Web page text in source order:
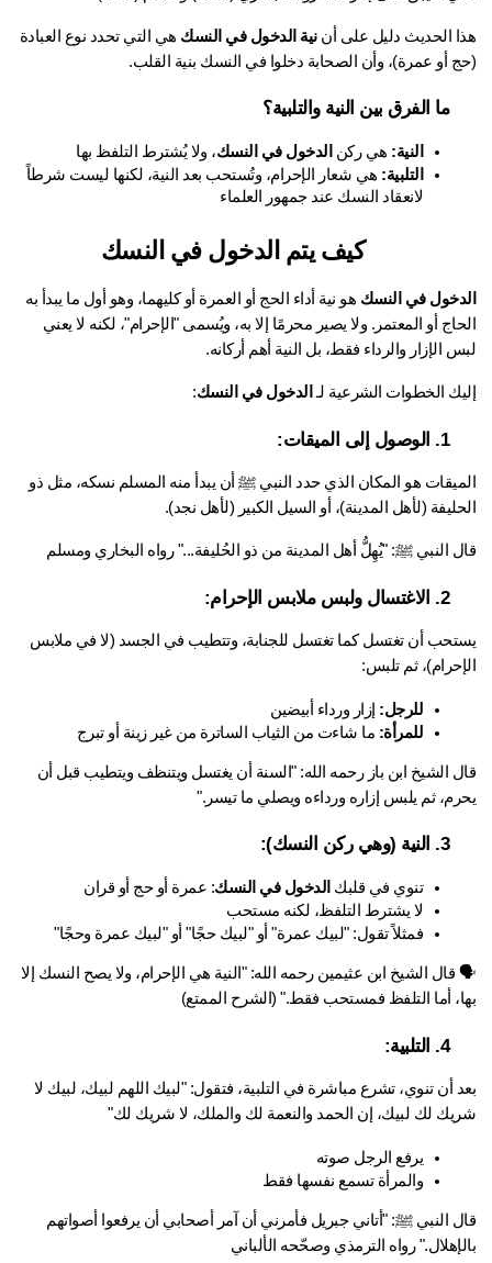
الحديث دليل على أن نية الدخول في النسك
هي التي تحدد نوع العبادة
أو عمرة)، وأن الصحابة دخلوا في النسك بنية القلب.
ما الفرق بين النية والتلبية؟
النية: هي ركن الدخول في النسك، ولا يُشترط التلفظ بها
التلبية:
هي شعار الإحرام، وتُستحب بعد النية، لكنها ليست شرطاً
لانعقاد النسك عند جمهور العلماء
كيف يتم الدخول في النسك
في النسك
هو نية أداء الحج أو العمرة أو كليهما، وهو أول ما يبدأ به
الحاج أو المعتمر. ولا يصير محرمًا إلا به، ويُسمى "الإحرام"، لكنه لا يعني
الإزار والرداء فقط، بل النية أهم أركانه.
الخطوات الشرعية لـ الدخول في النسك:
الميقات هو المكان الذي حدد النبي ﷺ أن يبدأ منه المسلم نسكه، مثل ذو
(لأهل المدينة)، أو السيل الكبير (لأهل نجد).
النبي ﷺ: "يُهِلُّ أهل المدينة من ذو الحُليفة..." رواه البخاري ومسلم
يستحب أن تغتسل كما تغتسل للجنابة، وتتطيب في الجسد (لا في ملابس
ثم تلبس:
للرجل: إزار ورداء أبيضين
للمرأة: ما شاءت من الثياب الساترة من غير زينة أو تبرج
قال الشيخ ابن باز رحمه الله: "السنة أن يغتسل ويتنظف ويتطيب قبل أن
ثم يلبس إزاره ورداءه ويصلي ما تيسر."
تنوي في قلبك الدخول في النسك: عمرة أو حج أو قران
لا يشترط التلفظ، لكنه مستحب
فمثلاً تقول: "لبيك عمرة" أو "لبيك حجًا" أو "لبيك عمرة وحجًا"
🗣 قال الشيخ ابن عثيمين رحمه الله: "النية هي الإحرام، ولا يصح النسك إلا
أما التلفظ فمستحب فقط." (الشرح الممتع)
بعد أن تنوي، تشرع مباشرة في التلبية، فتقول: "لبيك اللهم لبيك، لبيك لا
لك لبيك، إن الحمد والنعمة لك والملك، لا شريك لك"
يرفع الرجل صوته
والمرأة تسمع نفسها فقط
قال النبي ﷺ: "أتاني جبريل فأمرني أن آمر أصحابي أن يرفعوا أصواتهم
رواه الترمذي وصحّحه الألباني